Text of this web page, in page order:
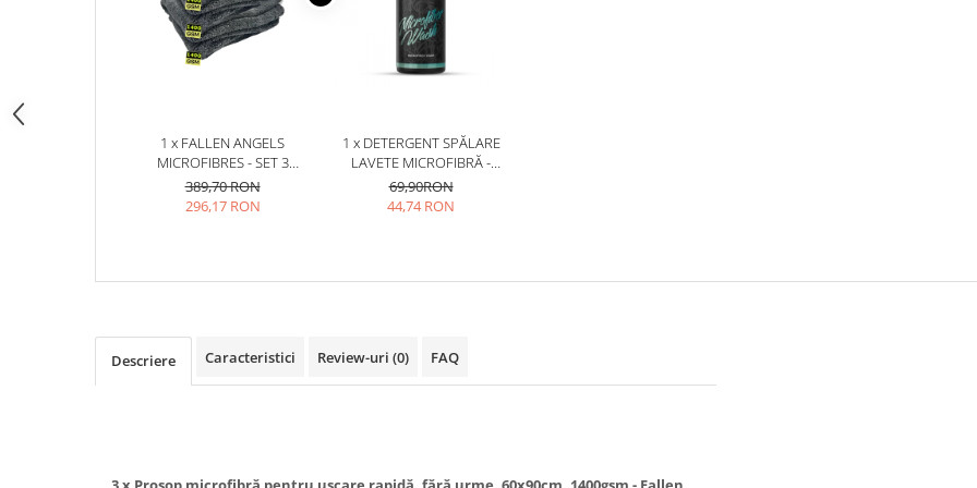
Seria PRO (5L & 25L)
Paint Protection Film (PPF)
Detailing Outlet
Distinct Lifestyle
1 x FALLEN ANGELS
MICROFIBRES - SET 3
PROSOAPE MICROFIBRĂ
PENTRU USCARE RAPIDĂ,
389,70 RON
296,17 RON
1 x DETERGENT SPĂLARE
LAVETE MICROFIBRĂ -
BADBOYS MICROFIBER WASH
(500ML)
69,90RON
44,74 RON
Descriere Caracteristici Review-uri (0) FAQ